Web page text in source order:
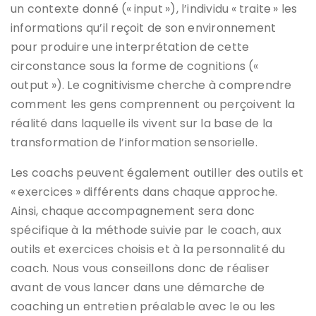
un contexte donné (« input »), l’individu « traite » les
informations qu’il reçoit de son environnement
pour produire une interprétation de cette
circonstance sous la forme de cognitions («
output »). Le cognitivisme cherche à comprendre
comment les gens comprennent ou perçoivent la
réalité dans laquelle ils vivent sur la base de la
transformation de l’information sensorielle.
Les coachs peuvent également outiller des outils et
« exercices » différents dans chaque approche.
Ainsi, chaque accompagnement sera donc
spécifique à la méthode suivie par le coach, aux
outils et exercices choisis et à la personnalité du
coach. Nous vous conseillons donc de réaliser
avant de vous lancer dans une démarche de
coaching un entretien préalable avec le ou les